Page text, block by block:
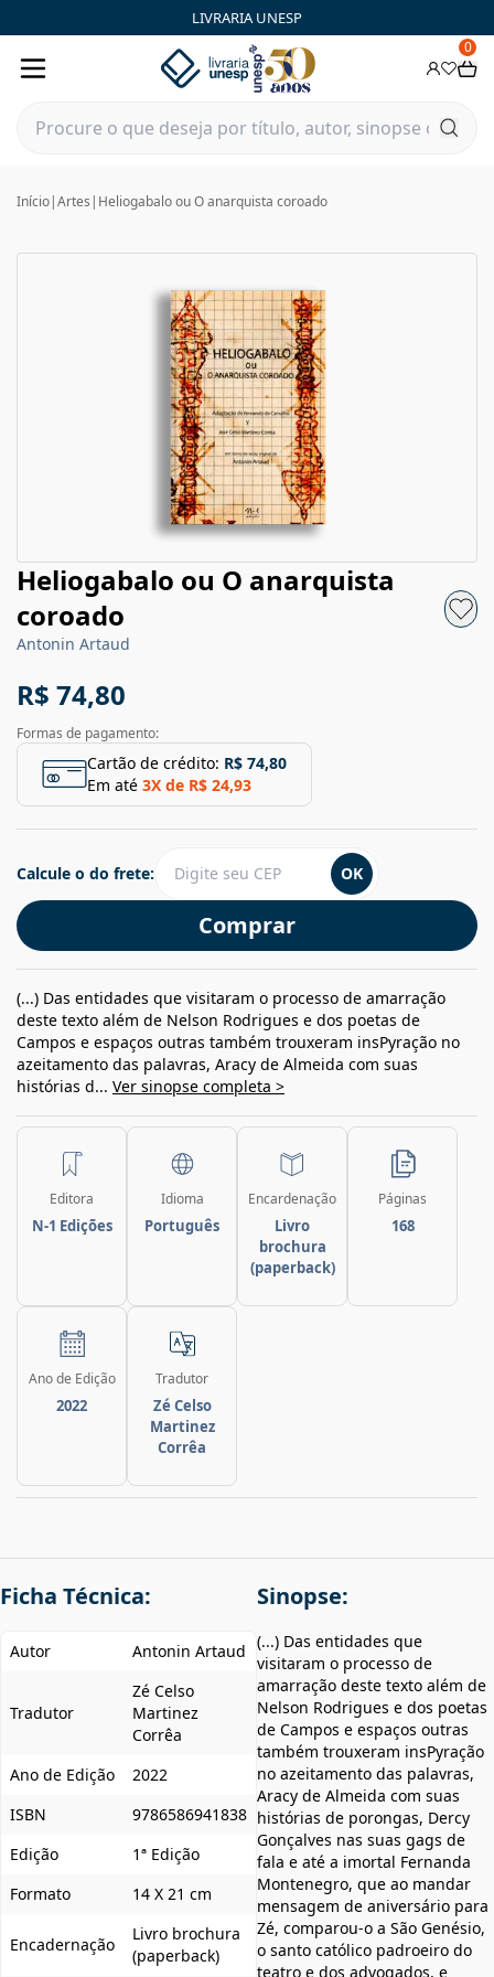
LIVRARIA UNESP
0
Início|Artes | Heliogabalo ou O anarquista coroado
Heliogabalo ou O anarquista
coroado
Antonin Artaud
R$ 74,80
Formas de pagamento:
Cartão de crédito: R$ 74,80
Em até 3X de R$ 24,93
Comprar
Calcule o do frete: OK
(...) Das entidades que visitaram o processo de amarração
deste texto além de Nelson Rodrigues e dos poetas de
Campos e espaços outras também trouxeram insPyração no
azeitamento das palavras, Aracy de Almeida com suas
histórias d... Ver sinopse completa >
Editora
N-1 Edições
Idioma
Português
Encardenação
Livro
brochura
(paperback)
Páginas
168
Ano de Edição
2022
Tradutor
Zé Celso
Martinez
Corrêa
Ficha Técnica:
Autor Antonin Artaud
Tradutor
Zé Celso
Martinez
Corrêa
Ano de Edição
2022
ISBN
9786586941838
Edição
1ª Edição
Formato
14 X 21 cm
Encadernação
Livro brochura
(paperback)
Sinopse:
(...) Das entidades que
visitaram o processo de
amarração deste texto além de
Nelson Rodrigues e dos poetas
de Campos e espaços outras
também trouxeram insPyração
no azeitamento das palavras,
Aracy de Almeida com suas
histórias de porongas, Dercy
Gonçalves nas suas gags de
fala e até a imortal Fernanda
Montenegro, que ao mandar
mensagem de aniversário para
Zé, comparou-o a São Genésio,
o santo católico padroeiro do
teatro e dos advogados, e